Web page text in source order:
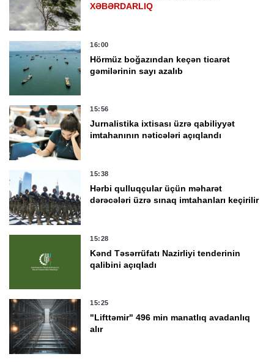
XƏBƏRDARLIQ
16:00
Hörmüz boğazından keçən ticarət
gəmilərinin sayı azalıb
15:56
Jurnalistika ixtisası üzrə qabiliyyət
imtahanının nəticələri açıqlandı
15:38
Hərbi qulluqçular üçün məharət
dərəcələri üzrə sınaq imtahanları keçirilir
15:28
Kənd Təsərrüfatı Nazirliyi tenderinin
qalibini açıqladı
15:25
"Lifttəmir" 496 min manatlıq avadanlıq
alır